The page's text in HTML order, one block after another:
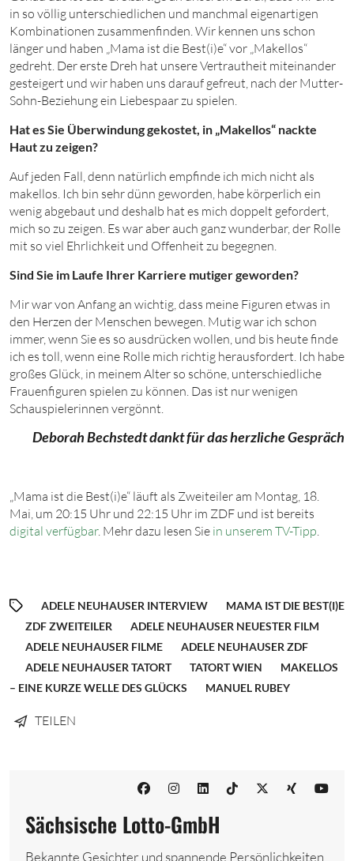
in so völlig unterschiedlichen und manchmal eigenartigen
Kombinationen zusammenfinden. Wir kennen uns schon
länger und haben „Mama ist die Best(i)e“ vor „Makellos“
gedreht. Der erste Dreh hat unsere Vertrautheit miteinander
gesteigert und wir haben uns darauf gefreut, nach der Mutter-
Sohn-Beziehung ein Liebespaar zu spielen.
Hat es Sie Überwindung gekostet, in „Makellos“ nackte
Haut zu zeigen?
Auf jeden Fall, denn natürlich empfinde ich mich nicht als
makellos. Ich bin sehr dünn geworden, habe körperlich ein
wenig abgebaut und deshalb hat es mich doppelt gefordert,
mich so zu zeigen. Es war aber auch ganz wunderbar, der Rolle
mit so viel Ehrlichkeit und Offenheit zu begegnen.
Sind Sie im Laufe Ihrer Karriere mutiger geworden?
Mir war von Anfang an wichtig, dass meine Figuren etwas in
den Herzen der Menschen bewegen. Mutig war ich schon
immer, wenn Sie es so ausdrücken wollen, und bis heute finde
ich es toll, wenn eine Rolle mich richtig herausfordert. Ich habe
großes Glück, in meinem Alter so schöne, unterschiedliche
Frauenfiguren spielen zu können. Das ist nurwenigen
Schauspielerinnen vergönnt.
Deborah Bechstedt dankt für das herzliche Gespräch
„Mama ist die Best(i)e“ läuft als Zweiteiler am Montag, 18.
Mai, um 20:15 Uhr und 22:15 Uhr im ZDF und ist bereits
digital verfügbar. Mehr dazu lesen Sie in unserem TV-Tipp
ADELE NEUHAUSER INTERVIEW
MAMA IST DIE BEST(I)E
ZDF ZWEITEILER
ADELE NEUHAUSER NEUESTER FILM
ADELE NEUHAUSER FILME
ADELE NEUHAUSER ZDF
ADELE NEUHAUSER TATORT
TATORT WIEN
MAKELLOS
– EINE KURZE WELLE DES GLÜCKS
MANUEL RUBEY
TEILEN
Sächsische Lotto-GmbH
Bekannte Gesichter und spannende Persönlichkeiten